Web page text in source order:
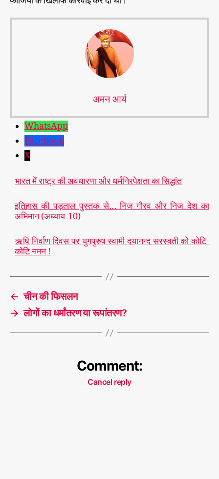
अमन आर्य
WhatsApp
Facebook
X
भारत में राष्ट्र की अवधारणा और धर्मनिरपेक्षता का सिद्धांत
इतिहास की पड़ताल पुस्तक से… निज गौरव और निज देश का
अभिमान (अध्याय-10)
ऋषि निर्वाण दिवस पर युगपुरुष स्वामी दयानन्द सरस्वती को कोटि-
कोटि नमन !
T
g
क्या
स
चमु
आ
क
वा
दी
← चीन की फिसलन
→ लोगों का धर्मांतरण या रूपांतरण?
Comment:
Cancel reply